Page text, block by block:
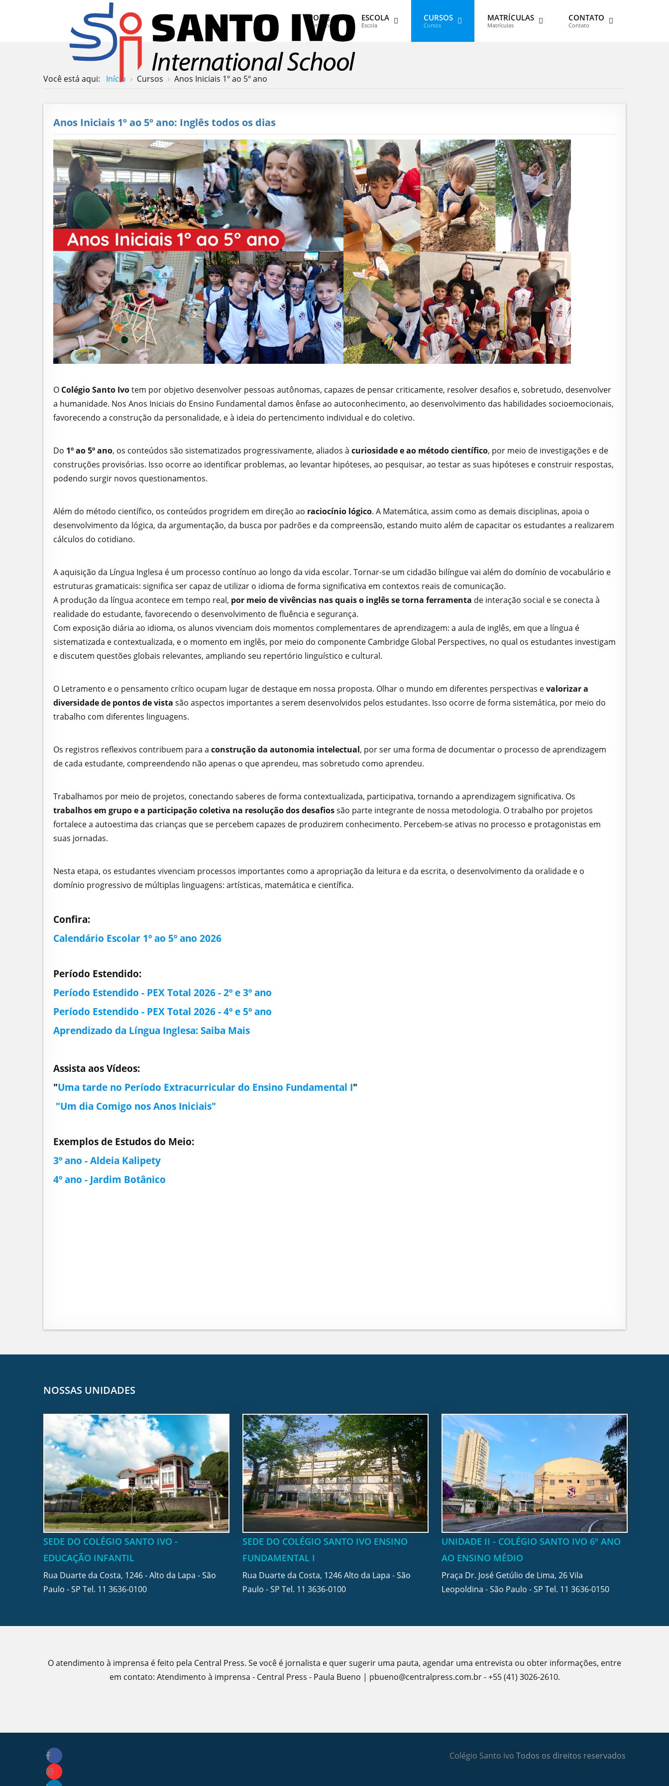
HOME
Bem-vindo
ESCOLA
Escola
CURSOS
Cursos
MATRÍCULAS
Matrículas
CONTATO
Contato
Você está aqui: Início Cursos Anos Iniciais 1º ao 5º ano
Anos Iniciais 1º ao 5º ano: Inglês todos os dias
O Colégio Santo Ivotem por objetivo desenvolver pessoas autônomas, capazes de pensar criticamente, resolver desafios e, sobretudo, desenvolver
a humanidade. Nos Anos Iniciais do Ensino Fundamental damos ênfase ao autoconhecimento, ao desenvolvimento das habilidades socioemocionais,
favorecendo a construção da personalidade, e à ideia do pertencimento individual e do coletivo.
Do 1º ao 5º ano, os conteúdos são sistematizados progressivamente, aliados à curiosidade e ao método científico, por meio de investigações e de
construções provisórias. Isso ocorre ao identificar problemas, ao levantar hipóteses, ao pesquisar, ao testar as suas hipóteses e construir respostas,
podendo surgir novos questionamentos.
Além do método científico, os conteúdos progridem em direção ao raciocínio lógico. A Matemática, assim como as demais disciplinas, apoia o
desenvolvimento da lógica, da argumentação, da busca por padrões e da compreensão, estando muito além de capacitar os estudantes a realizarem
cálculos do cotidiano.
A aquisição da Língua Inglesa é um processo contínuo ao longo da vida escolar. Tornar-se um cidadão bilíngue vai além do domínio de vocabulário e
estruturas gramaticais: significa ser capaz de utilizar o idioma de forma significativa em contextos reais de comunicação.
A produção da língua acontece em tempo real, por meio de vivências nas quais o inglês se torna ferramenta de interação social e se conecta à
realidade do estudante, favorecendo o desenvolvimento de fluência e segurança.
Com exposição diária ao idioma, os alunos vivenciam dois momentos complementares de aprendizagem: a aula de inglês, em que a língua é
sistematizada e contextualizada, e o momento em inglês, por meio do componente Cambridge Global Perspectives, no qual os estudantes investigam
e discutem questões globais relevantes, ampliando seu repertório linguístico e cultural.
O Letramento e o pensamento crítico ocupam lugar de destaque em nossa proposta. Olhar o mundo em diferentes perspectivas evalorizar a
diversidade de pontos de vista são aspectos importantes a serem desenvolvidos pelos estudantes. Isso ocorre de forma sistemática, por meio do
trabalho com diferentes linguagens.
Os registros reflexivos contribuem para a construção da autonomia intelectual, por ser uma forma de documentar o processo de aprendizagem
de cada estudante, compreendendo não apenas o que aprendeu, mas sobretudo como aprendeu.
Trabalhamos por meio de projetos, conectando saberes de forma contextualizada, participativa, tornando a aprendizagem significativa. Os
trabalhos em grupo e a participação coletiva na resolução dos desafiossão parte integrante de nossa metodologia. O trabalho por projetos
fortalece a autoestima das crianças que se percebem capazes de produzirem conhecimento. Percebem-se ativas no processo e protagonistas em
suas jornadas.
Nesta etapa, os estudantes vivenciam processos importantes como a apropriação da leitura e da escrita, o desenvolvimento da oralidade e o
domínio progressivo de múltiplas linguagens: artísticas, matemática e científica.
Confira:
Calendário Escolar 1º ao 5º ano 2026
Período Estendido:
Período Estendido - PEX Total 2026 - 2º e 3º ano
Período Estendido - PEX Total 2026 - 4º e 5º ano
Aprendizado da Língua Inglesa: Saiba Mais
Assista aos Vídeos:
"Uma tarde no Período Extracurricular do Ensino Fundamental I"
"Um dia Comigo nos Anos Iniciais"
Exemplos de Estudos do Meio:
3º ano - Aldeia Kalipety
4º ano - Jardim Botânico
NOSSAS UNIDADES
SEDE DO COLÉGIO SANTO IVO -
EDUCAÇÃO INFANTIL
Rua Duarte da Costa, 1246 - Alto da Lapa - São
Paulo - SP Tel. 11 3636-0100
SEDE DO COLÉGIO SANTO IVO ENSINO
FUNDAMENTAL I
Rua Duarte da Costa, 1246 Alto da Lapa - São
Paulo - SP Tel. 11 3636-0100
UNIDADE II - COLÉGIO SANTO IVO 6º ANO
AO ENSINO MÉDIO
Praça Dr. José Getúlio de Lima, 26 Vila
Leopoldina - São Paulo - SP Tel. 11 3636-0150
O atendimento à imprensa é feito pela Central Press. Se você é jornalista e quer sugerir uma pauta, agendar uma entrevista ou obter informações, entre
em contato: Atendimento à imprensa - Central Press - Paula Bueno | pbueno@centralpress.com.br - +55 (41) 3026-2610.
Colégio Santo ivo Todos os direitos reservados